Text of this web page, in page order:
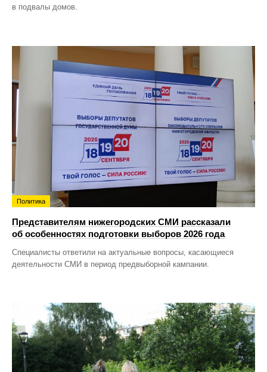
в подвалы домов.
Политика
Представителям нижегородских СМИ рассказали
об особенностях подготовки выборов 2026 года
Специалисты ответили на актуальные вопросы, касающиеся
деятельности СМИ в период предвыборной кампании.